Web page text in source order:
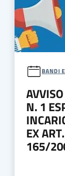
BANDI
N. 1
EX
165/